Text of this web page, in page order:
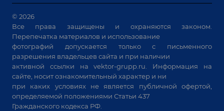
Машины контактной сварки
Универсальные зажимы
Системы аспирации
Станки лазерной резки
Решения для учебных заведений
© 2026
Все права защищены и охраняются законом.
Перепечатка материалов и использование
фотографий допускается только с письменного
разрешения владельцев сайта и при наличии
активной ссылки наvektor-grupp.ru . Информация на
сайте, носит ознакомительный характер и ни
при каких условиях не является публичной офертой,
определяемой положениями Статьи 437
Гражданского кодекса РФ.